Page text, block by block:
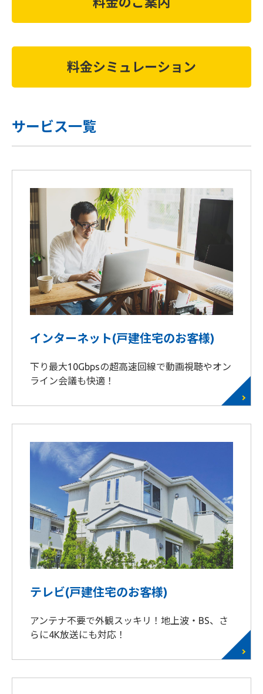
料金シミュレーション
サービス一覧
インターネット(戸建住宅のお客様)
下り最大10Gbpsの超高速回線で動画視聴やオン
ライン会議も快適！
テレビ(戸建住宅のお客様)
アンテナ不要で外観スッキリ！地上波・BS、さ
らに4K放送にも対応！